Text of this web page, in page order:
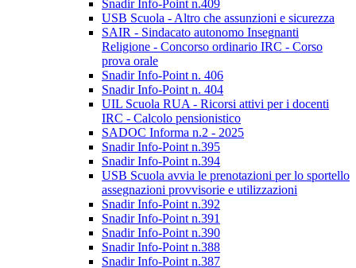
Snadir Info-Point n.409
USB Scuola - Altro che assunzioni e sicurezza
SAIR - Sindacato autonomo Insegnanti
Religione - Concorso ordinario IRC - Corso
prova orale
Snadir Info-Point n. 406
Snadir Info-Point n. 404
UIL Scuola RUA - Ricorsi attivi per i docenti
IRC - Calcolo pensionistico
SADOC Informa n.2 - 2025
Snadir Info-Point n.395
Snadir Info-Point n.394
USB Scuola avvia le prenotazioni per lo sportello
assegnazioni provvisorie e utilizzazioni
Snadir Info-Point n.392
Snadir Info-Point n.391
Snadir Info-Point n.390
Snadir Info-Point n.388
Snadir Info-Point n.387